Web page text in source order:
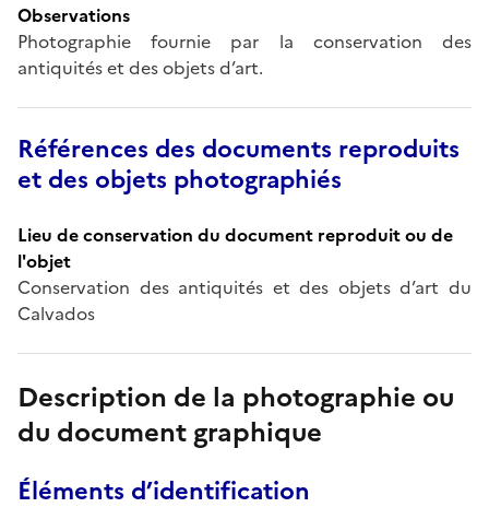
Observations
Photographie fournie par la conservation des
antiquités et des objets d’art.
Références des documents reproduits
et des objets photographiés
Lieu de conservation du document reproduit ou de
l'objet
Conservation des antiquités et des objets d’art du
Calvados
Description de la photographie ou
du document graphique
Éléments d’identification